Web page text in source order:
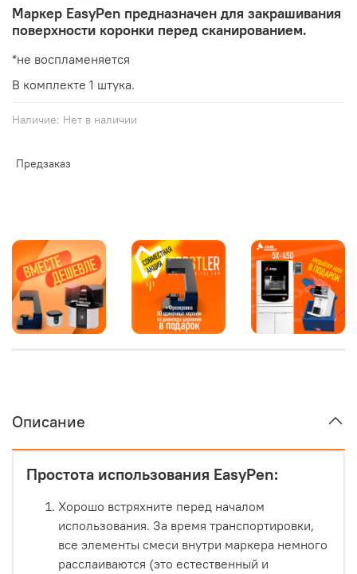
Наличие: Нет в наличии
Предзаказ
Маркер EasyPen предназначен для закрашивания
поверхности коронки перед сканированием.
*не воспламеняется
В комплекте 1 штука.
Описание
Простота использования EasyPen:
Хорошо встряхните перед началом
использования. За время транспортировки,
все элементы смеси внутри маркера немного
расслаиваются (это естественный и